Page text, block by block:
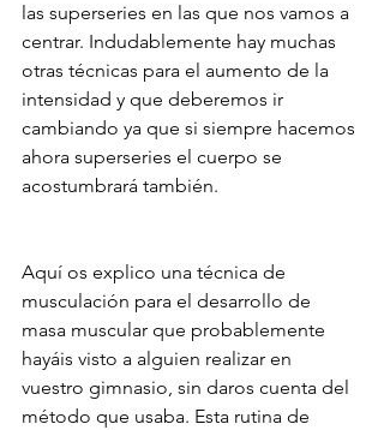
las superseries en las que nos vamos a
centrar. Indudablemente hay muchas
otras técnicas para el aumento de la
intensidad y que deberemos ir
cambiando ya que si siempre hacemos
ahora superseries el cuerpo se
acostumbrará también.
Aquí os explico una técnica de
musculación para el desarrollo de
masa muscular que probablemente
hayáis visto a alguien realizar en
vuestro gimnasio, sin daros cuenta del
método que usaba. Esta rutina de